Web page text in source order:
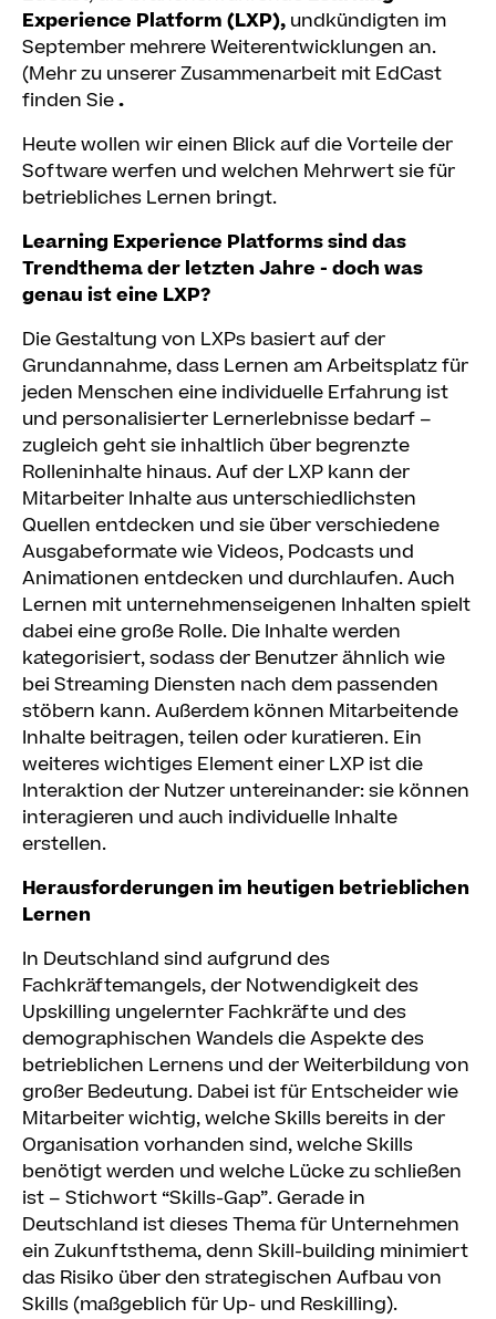
Experience Platform (LXP), undkündigten im
September mehrere Weiterentwicklungen an.
(Mehr zu unserer Zusammenarbeit mit EdCast
finden Sie.
Heute wollen wir einen Blick auf die Vorteile der
Software werfen und welchen Mehrwert sie für
betriebliches Lernen bringt.
Learning Experience Platforms sind das
Trendthema der letzten Jahre - doch was
genau ist eine LXP?
Die Gestaltung von LXPs basiert auf der
Grundannahme, dass Lernen am Arbeitsplatz für
jeden Menschen eine individuelle Erfahrung ist
und personalisierter Lernerlebnisse bedarf –
zugleich geht sie inhaltlich über begrenzte
Rolleninhalte hinaus. Auf der LXP kann der
Mitarbeiter Inhalte aus unterschiedlichsten
Quellen entdecken und sie über verschiedene
Ausgabeformate wie Videos, Podcasts und
Animationen entdecken und durchlaufen. Auch
Lernen mit unternehmenseigenen Inhalten spielt
dabei eine große Rolle. Die Inhalte werden
kategorisiert, sodass der Benutzer ähnlich wie
bei Streaming Diensten nach dem passenden
stöbern kann. Außerdem können Mitarbeitende
Inhalte beitragen, teilen oder kuratieren. Ein
weiteres wichtiges Element einer LXP ist die
Interaktion der Nutzer untereinander: sie können
interagieren und auch individuelle Inhalte
erstellen.
Herausforderungen im heutigen betrieblichen
Lernen
In Deutschland sind aufgrund des
Fachkräftemangels, der Notwendigkeit des
Upskilling ungelernter Fachkräfte und des
demographischen Wandels die Aspekte des
betrieblichen Lernens und der Weiterbildung von
großer Bedeutung. Dabei ist für Entscheider wie
Mitarbeiter wichtig, welche Skills bereits in der
Organisation vorhanden sind, welche Skills
benötigt werden und welche Lücke zu schließen
ist – Stichwort “Skills-Gap”. Gerade in
Deutschland ist dieses Thema für Unternehmen
ein Zukunftsthema, denn Skill-building minimiert
das Risiko über den strategischen Aufbau von
Skills (maßgeblich für Up- und Reskilling).